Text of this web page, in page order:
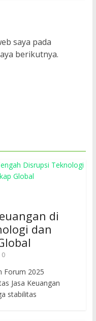
saya pada
berikutnya.
di
dan
0
Forum 2025
Jasa Keuangan
stabilitas